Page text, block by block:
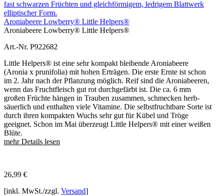
Aroniabeere Lowberry® Little Helpers®
Aroniabeere Lowberry® Little Helpers®
Art.-Nr. P922682
Little Helpers® ist eine sehr kompakt bleibende Aroniabeere
(Aronia x prunifolia) mit hohen Erträgen. Die erste Ernte ist schon
im 2. Jahr nach der Pflanzung möglich. Reif sind die Aroniabeeren,
wenn das Fruchtfleisch gut rot durchgefärbt ist. Die ca. 6 mm
großen Früchte hängen in Trauben zusammen, schmecken herb-
säuerlich und enthalten viele Vitamine. Die selbstfruchtbare Sorte ist
durch ihren kompakten Wuchs sehr gut für Kübel und Tröge
geeignet. Schon im Mai überzeugt Little Helpers® mit einer weißen
Blüte.
mehr Details lesen
26,99 €
[inkl. MwSt./zzgl. Versand]